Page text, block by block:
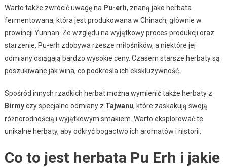
Warto także zwrócić uwagę na Pu-erh, znaną jako herbata
fermentowana, która jest produkowana w Chinach, głównie w
prowincji Yunnan. Ze względu na wyjątkowy proces produkcji oraz
starzenie, Pu-erh zdobywa rzesze miłośników, a niektóre jej
odmiany osiągają bardzo wysokie ceny. Czasem starsze herbaty są
poszukiwane jak wina, co podkreśla ich ekskluzywność.
Spośród innych rzadkich herbat można wymienić także herbaty z
Birmyczy specjalne odmiany z Tajwanu, które zaskakują swoją
różnorodnością i wyjątkowym smakiem. Warto eksplorować te
unikalne herbaty, aby odkryć bogactwo ich aromatów i historii.
Co to jest herbata Pu Erh i jakie